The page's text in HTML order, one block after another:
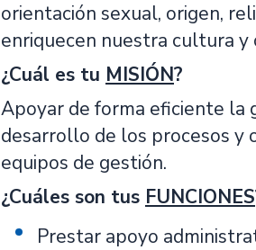
orientación sexual, origen,
enriquecen nuestra cultura y
¿Cuál es tu MISIÓN?
Apoyar de forma eficiente la
desarrollo de los procesos y
equipos de gestión.
¿Cuáles son tus FUNCIONES
Prestar apoyo